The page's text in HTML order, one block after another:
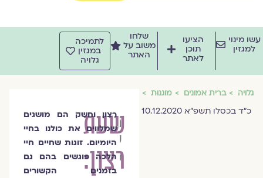
מינוי
למגזין
הציעו
תוכן
לאתר
שלחו
משוב על
האתר
לתמיכה
במגזין
גלויה
גלויה ברית אמונים מוגנוּת
כ״ד בכסלו תשפ״א 10.12.2020
שעת
רצון:
הרבנית
שרה
סגל־כץ
רצון וחשק הם מושגים
שמלווים את כולנו בחיי
היומיום. זוגות שחיים חיי
הלכה פוגשים בהם גם
בזמנים הקשורים